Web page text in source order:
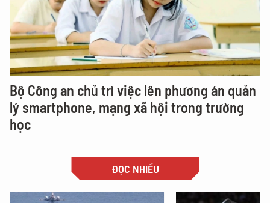
Bộ Công an chủ trì việc lên phương án quản
lý smartphone, mạng xã hội trong trường
học
ĐỌC NHIỀU